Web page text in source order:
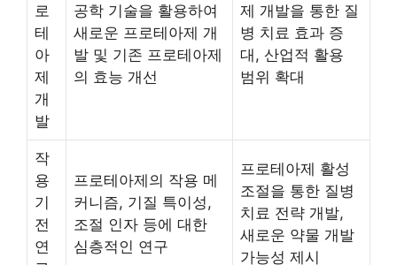
로
테
아
제
개
발
공학 기술을 활용하여
새로운 프로테아제 개
발 및 기존 프로테아제
의 효능 개선
제 개발을 통한 질
병 치료 효과 증
대, 산업적 활용
범위 확대
작
용
기
전
연
프로테아제의 작용 메
커니즘, 기질 특이성,
조절 인자 등에 대한
심층적인 연구
프로테아제 활성
조절을 통한 질병
치료 전략 개발,
새로운 약물 개발
가능성 제시